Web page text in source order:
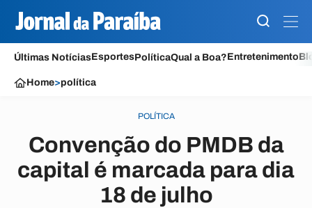
Últimas NotíciasEsportesPolíticaQual a Boa?Entretenimento
Home>política
POLÍTICA
Convenção do PMDB da
capital é marcada para dia
18 de julho